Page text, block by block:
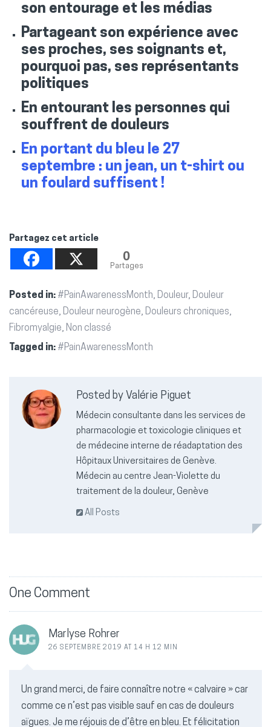
son entourage et les médias
Partageant son expérience avec
ses proches, ses soignants et,
pourquoi pas, ses représentants
politiques
En entourant les personnes qui
souffrent de douleurs
En portant du bleu le 27
septembre : un jean, un t-shirt ou
un foulard suffisent !
Partagez cet article
0
Partages
Posted in: #PainAwarenessMonth, Douleur, Douleur
cancéreuse, Douleur neurogène, Douleurs chroniques,
Fibromyalgie, Non classé
Tagged in: #PainAwarenessMonth
Posted by Valérie Piguet
Médecin consultante dans les services de
pharmacologie et toxicologie cliniques et
de médecine interne de réadaptation des
Hôpitaux Universitaires de Genève.
Médecin au centre Jean-Violette du
traitement de la douleur, Genève
All Posts
One Comment
Marlyse Rohrer
26 SEPTEMBRE 2019 AT 14 H 12 MIN
Un grand merci, de faire connaître notre « calvaire » car
comme ce n’est pas visible sauf en cas de douleurs
aïgues. Je me réjouis de d’être en bleu. Et félicitation